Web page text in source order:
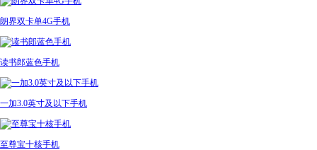
朗界双卡单4G手机
读书郎蓝色手机
一加3.0英寸及以下手机
至尊宝十核手机